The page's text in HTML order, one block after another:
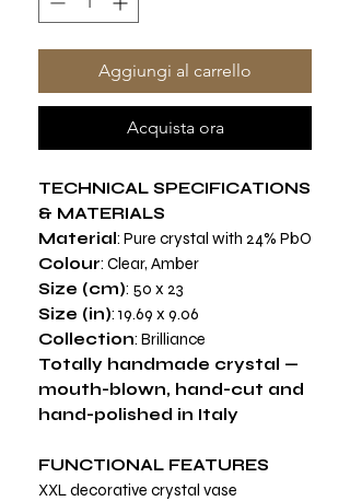
Aggiungi al carrello
Acquista ora
TECHNICAL SPECIFICATIONS
& MATERIALS
Material: Pure crystal with 24% PbO
Colour: Clear, Amber
Size (cm): 50 x 23
Size (in): 19.69 x 9.06
Collection: Brilliance
Totally handmade crystal —
mouth-blown, hand-cut and
hand-polished in Italy
FUNCTIONAL FEATURES
XXL decorative crystal vase